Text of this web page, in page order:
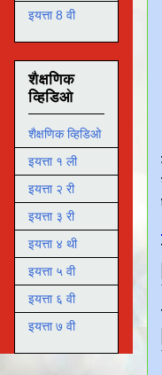
इयत्ता 8 वी
शैक्षणिक
व्हिडिओ
शैक्षणिक व्हिडिओ
इयत्ता १ ली
इयत्ता २ री
इयत्ता ३ री
इयत्ता ४ थी
इयत्ता ५ वी
इयत्ता ६ वी
इयत्ता ७ वी